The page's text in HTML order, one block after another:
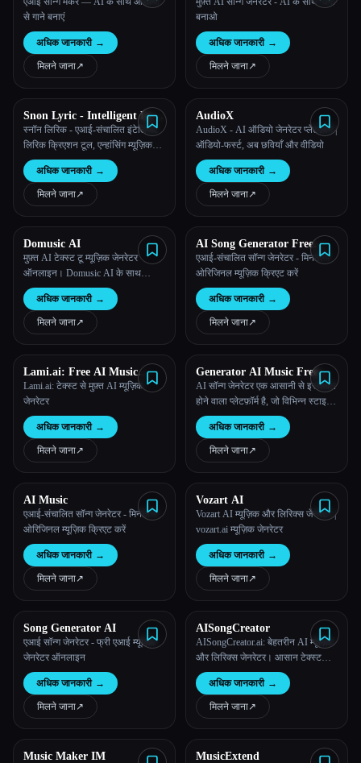
से गाने बनाएं
अधिक जानकारी →
मिलने जाना↗︎
बनाओ
अधिक जानकारी →
मिलने जाना↗︎
Snon Lyric - Intelligent Lyric
Creation Tool
स्नॉन लिरिक - एआई-संचालित इंटेलिजेंट
लिरिक क्रिएशन टूल, एन्हांसिंग म्यूज़िक
प्रोडक्शन
अधिक जानकारी →
मिलने जाना↗︎
AudioX
AudioX - AI ऑडियो जेनरेटर प्लेटफ़ॉर्म |
ऑडियो-फर्स्ट, अब छवियाँ और वीडियो
अधिक जानकारी →
मिलने जाना↗︎
Domusic AI
मुफ़्त AI टेक्स्ट टू म्यूज़िक जेनरेटर
ऑनलाइन। Domusic AI के साथ
आसानी से अपने टेक्स्ट या बोल को
खूबसूरत गानों में बदलें।
अधिक जानकारी →
मिलने जाना↗︎
AI Song Generator Free
Online
एआई-संचालित सॉन्ग जेनरेटर - मिनटों में
ओरिजिनल म्यूज़िक क्रिएट करें
अधिक जानकारी →
मिलने जाना↗︎
Lami.ai: Free AI Music
Generator from Text
Lami.ai: टेक्स्ट से मुफ़्त AI म्यूज़िक
जेनरेटर
अधिक जानकारी →
मिलने जाना↗︎
Generator AI Music Free
Online
AI सॉन्ग जेनरेटर एक आसानी से इस्तेमाल
होने वाला प्लेटफ़ॉर्म है, जो विभिन्न स्टाइल
में हाई-क्वालिटी, रॉयल्टी-मुक्त म्यूज़िक
बनाता है, जो वीडियो, विज्ञापन और
क्रिएटिव प्रोजेक्ट के लिए उपयुक्त है।
अधिक जानकारी →
मिलने जाना↗︎
AI Music
एआई-संचालित सॉन्ग जेनरेटर - मिनटों में
ओरिजिनल म्यूज़िक क्रिएट करें
अधिक जानकारी →
मिलने जाना↗︎
Vozart AI
Vozart AI म्यूज़िक और लिरिक्स जेनरेटर |
vozart.ai म्यूज़िक जेनरेटर
अधिक जानकारी →
मिलने जाना↗︎
Song Generator AI
एआई सॉन्ग जेनरेटर - फ्री एआई म्यूज़िक
जेनरेटर ऑनलाइन
अधिक जानकारी →
मिलने जाना↗︎
AISongCreator
AISongCreator.ai: बेहतरीन AI म्यूज़िक
और लिरिक्स जेनरेटर। आसान टेक्स्ट
प्रॉम्प्ट्स से तुरन्त स्टूडियो-क्वालिटी,
रॉयल्टी-मुक्त ट्रैक और वर्सेज बनाएं।
अधिक जानकारी →
मिलने जाना↗︎
Music Maker IM MusicExtend